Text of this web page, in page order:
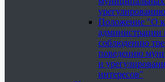
Положение "О
администрации
соблюдению
поведению
и
интересов"